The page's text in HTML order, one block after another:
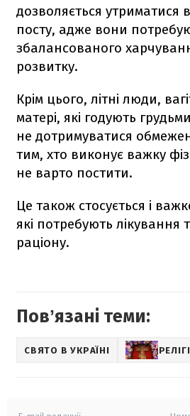
дозволяється утриматися
посту, адже вони
збалансованого
розвитку.
Крім цього, літні люди,
матері, які годують
не дотримуватися
тим, хто виконує важку
не варто постити.
Це також стосується і
які потребують лікування
раціону.
Повʼязані теми:
СВЯТО В УКРАЇНІ